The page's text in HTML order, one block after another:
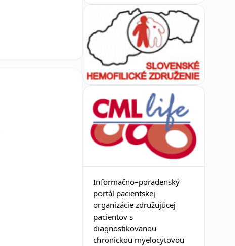
Informačno–poradenský
portál pacientskej
organizácie združujúcej
pacientov s
diagnostikovanou
chronickou myelocytovou